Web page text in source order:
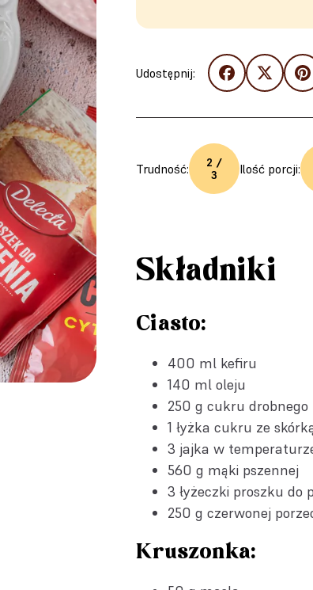
Udostępnij:
Trudność:
2 /
3
Ilość porcji:
Składniki
Ciasto:
400 ml kefiru
140 ml oleju
250 g cukru drobnego
1 łyżka cukru ze
3 jajka w
560 g mąki pszennej
3 łyżeczki proszku do
250 g czerwonej
Kruszonka: